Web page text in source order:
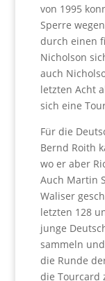
von 1995
Sperre
durch einen
Nicholson
auch
letzten Acht
sich eine
Für die
Bernd Roith
wo er aber
Auch Martin
Waliser
letzten 128
junge
sammeln
die Runde
die Tourcard